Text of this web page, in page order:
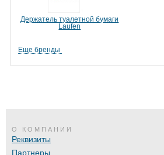
Держатель туалетной бумаги
Laufen
Еще бренды
О КОМПАНИИ
Реквизиты
Партнеры